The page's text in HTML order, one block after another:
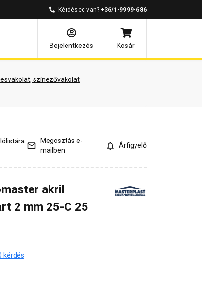
Kérdésed van? +36/1-9999-686
Bejelentkezés
Kosár
színezővakolat
Kapcsolódó cikkek
Megosztás e-
mailben
Árfigyelő
akril
2 mm 25-C 25
kérdés